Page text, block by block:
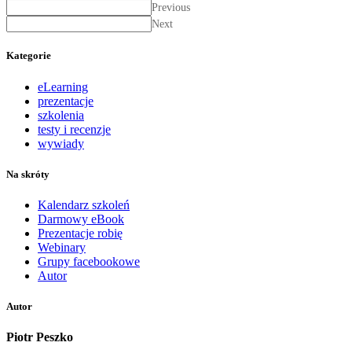
Previous
Next
Kategorie
eLearning
prezentacje
szkolenia
testy i recenzje
wywiady
Na skróty
Kalendarz szkoleń
Darmowy eBook
Prezentacje robię
Webinary
Grupy facebookowe
Autor
Autor
Piotr Peszko